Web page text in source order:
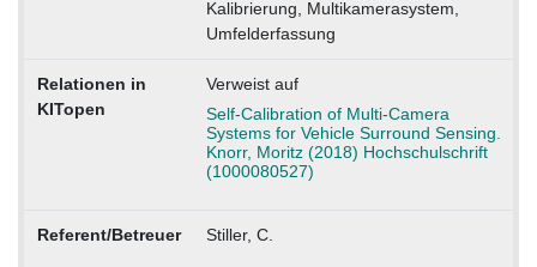
Kalibrierung, Multikamerasystem,
Umfelderfassung
Relationen in
KITopen
Verweist auf
Self-Calibration of Multi-Camera
Systems for Vehicle Surround Sensing.
Knorr, Moritz (2018) Hochschulschrift
(1000080527)
Referent/Betreuer Stiller, C.